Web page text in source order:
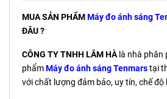
MUA SẢN PHẨMMáy đo ánh sáng
ĐÂU ?
CÔNG TY TNHH LÂM HÀlà nhà phân
phẩmMáy đo ánh sáng Tenmarstại
với chất lượng đảm bảo, uy tín, chế độ